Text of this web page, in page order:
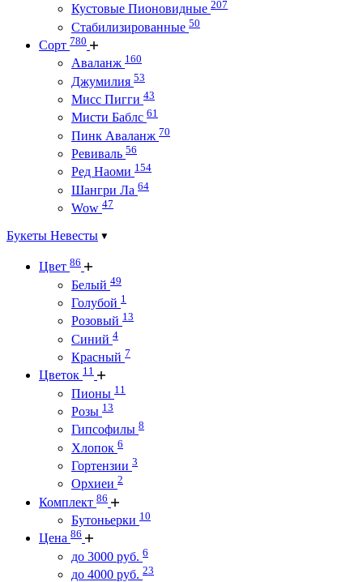
Кустовые Пионовидные 207
Стабилизированные 50
Сорт 780
Аваланж 160
Джумилия 53
Мисс Пигги 43
Мисти Баблс 61
Пинк Аваланж 70
Ревиваль 56
Ред Наоми 154
Шангри Ла 64
Wow 47
Букеты Невесты
Цвет 86
Белый 49
Голубой 1
Розовый 13
Синий 4
Красный 7
Цветок 11
Пионы 11
Розы 13
Гипсофилы 8
Хлопок 6
Гортензии 3
Орхиеи 2
Комплект 86
Бутоньерки 10
Цена 86
до 3000 руб. 6
до 4000 руб. 23